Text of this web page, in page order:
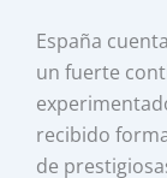
España
un fuerte
recibido
de